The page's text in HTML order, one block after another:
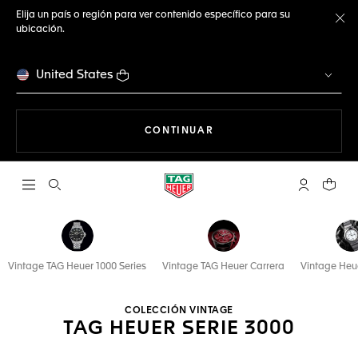
Elija un país o región para ver contenido específico para su
ubicación.
United States
CONTINUAR
Abrir el menú de búsqueda Cuenta Mi
Su
Vintage TAG Heuer 1000 Series Vintage TAG Heuer Carrera Vintage
COLECCIÓN VINTAGE
TAG HEUER SERIE 3000